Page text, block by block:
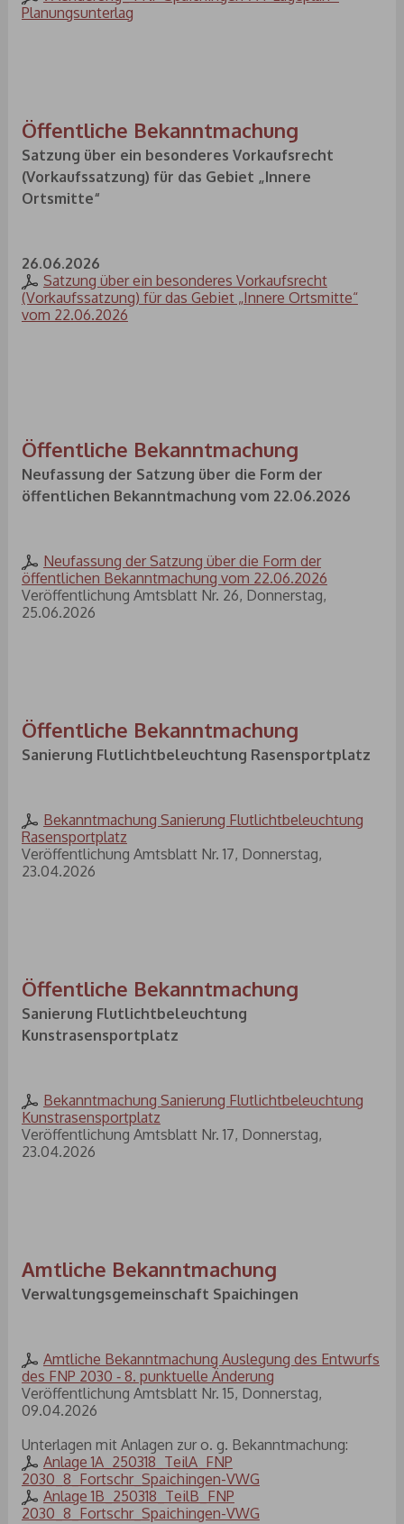
Planungsunterlag
Öffentliche Bekanntmachung
Satzung über ein besonderes Vorkaufsrecht
(Vorkaufssatzung) für das Gebiet „Innere
Ortsmitte“
26.06.2026
Satzung über ein besonderes Vorkaufsrecht
(Vorkaufssatzung) für das Gebiet „Innere Ortsmitte“
vom 22.06.2026
Öffentliche Bekanntmachung
Neufassung der Satzung über die Form der
öffentlichen Bekanntmachung vom 22.06.2026
Neufassung der Satzung über die Form der
öffentlichen Bekanntmachung vom 22.06.2026
Veröffentlichung Amtsblatt Nr. 26, Donnerstag,
25.06.2026
Öffentliche Bekanntmachung
Sanierung Flutlichtbeleuchtung Rasensportplatz
Bekanntmachung Sanierung Flutlichtbeleuchtung
Rasensportplatz
Veröffentlichung Amtsblatt Nr. 17, Donnerstag,
23.04.2026
Öffentliche Bekanntmachung
Sanierung Flutlichtbeleuchtung
Kunstrasensportplatz
Bekanntmachung Sanierung Flutlichtbeleuchtung
Kunstrasensportplatz
Veröffentlichung Amtsblatt Nr. 17, Donnerstag,
23.04.2026
Amtliche Bekanntmachung
Verwaltungsgemeinschaft Spaichingen
Amtliche Bekanntmachung Auslegung des Entwurfs
des FNP 2030 ‐ 8. punktuelle Änderung
Veröffentlichung Amtsblatt Nr. 15, Donnerstag,
09.04.2026
Unterlagen mit Anlagen zur o. g. Bekanntmachung:
Anlage 1A_250318_TeilA_FNP
2030_8_Fortschr_Spaichingen-VWG
Anlage 1B_250318_TeilB_FNP
2030_8_Fortschr_Spaichingen-VWG